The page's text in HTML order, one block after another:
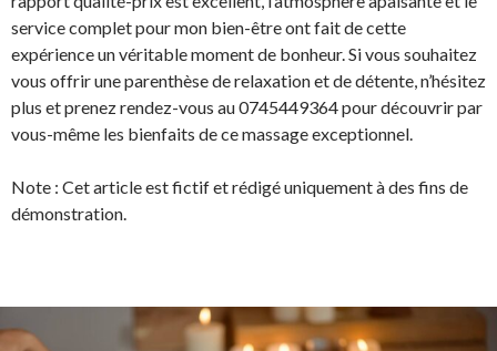
service complet pour mon bien-être ont fait de cette
expérience un véritable moment de bonheur. Si vous souhaitez
vous offrir une parenthèse de relaxation et de détente, n’hésitez
plus et prenez rendez-vous au 0745449364 pour découvrir par
vous-même les bienfaits de ce massage exceptionnel.
Note : Cet article est fictif et rédigé uniquement à des fins de
démonstration.